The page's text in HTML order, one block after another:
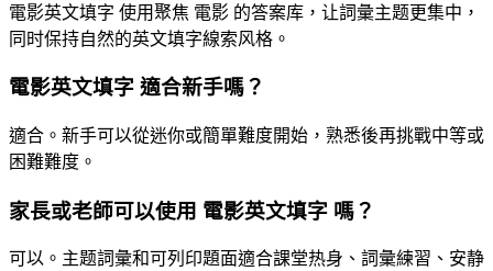
電影英文填字 使用聚焦 電影 的答案库，让詞彙主题更集中，
同时保持自然的英文填字線索风格。
電影英文填字 適合新手嗎？
適合。新手可以從迷你或簡單難度開始，熟悉後再挑戰中等或
困難難度。
家長或老師可以使用 電影英文填字 嗎？
可以。主题詞彙和可列印題面適合課堂热身、詞彙練習、安静